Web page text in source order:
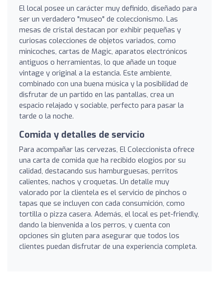
El local posee un carácter muy definido, diseñado para
ser un verdadero "museo" de coleccionismo. Las
mesas de cristal destacan por exhibir pequeñas y
curiosas colecciones de objetos variados, como
minicoches, cartas de Magic, aparatos electrónicos
antiguos o herramientas, lo que añade un toque
vintage y original a la estancia. Este ambiente,
combinado con una buena música y la posibilidad de
disfrutar de un partido en las pantallas, crea un
espacio relajado y sociable, perfecto para pasar la
tarde o la noche.
Comida y detalles de servicio
Para acompañar las cervezas, El Coleccionista ofrece
una carta de comida que ha recibido elogios por su
calidad, destacando sus hamburguesas, perritos
calientes, nachos y croquetas. Un detalle muy
valorado por la clientela es el servicio de pinchos o
tapas que se incluyen con cada consumición, como
tortilla o pizza casera. Además, el local es pet-friendly,
dando la bienvenida a los perros, y cuenta con
opciones sin gluten para asegurar que todos los
clientes puedan disfrutar de una experiencia completa.